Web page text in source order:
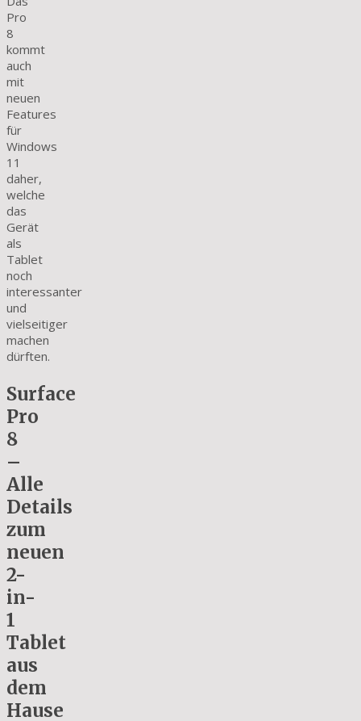
Pro
8
kommt
auch
mit
neuen
Features
für
Windows
11
daher,
welche
das
Gerät
als
Tablet
noch
interessanter
und
vielseitiger
machen
dürften.
Surface
Pro
8
–
Alle
Details
zum
neuen
2-
in-
1
Tablet
aus
dem
Hause